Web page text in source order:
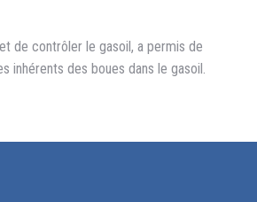
de contrôler le gasoil, a permis de
inhérents des boues dans le gasoil.